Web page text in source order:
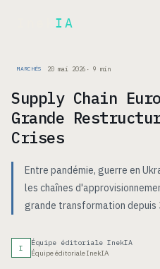
IA
MARCHÉS 20 mai 2026 · 9 min
Supply Chain
Grande
Crises
Entre pandémie, guerre en
les chaînes
grande transformation
I
Équipe éditoriale InekIA
Équipe éditoriale InekIA